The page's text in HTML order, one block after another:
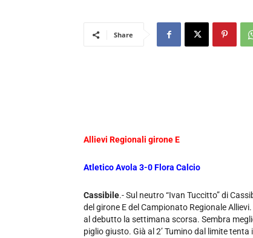
Share
Allievi Regionali girone E
Atletico Avola 3-0 Flora Calcio
Cassibile.- Sul neutro “Ivan Tuccitto” di
del girone E del Campionato Regionale
al debutto la settimana scorsa. Sembra
piglio giusto. Già al 2’ Tumino dal limite